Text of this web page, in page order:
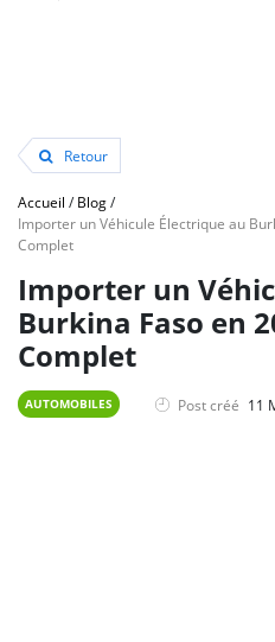
Retour
Accueil /Blog/
Importer un Véhicule Électrique au
Complet
Importer un
Burkina Faso en
Complet
AUTOMOBILES Post créé 11